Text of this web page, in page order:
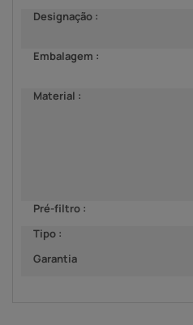
Designação :
Embalagem :
Material :
Pré-filtro :
Tipo :
Garantia